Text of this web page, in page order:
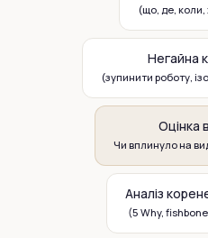
(що, де, коли,
Негайна
(зупинити роботу,
Оцінка
Чи вплинуло на
Аналіз
(5 Why,